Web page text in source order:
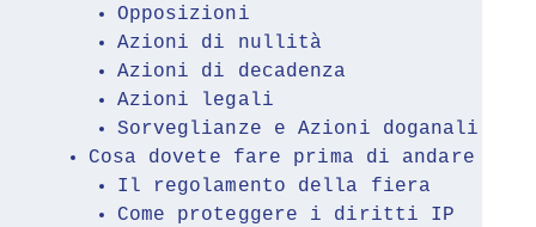
Opposizioni
Azioni di nullità
Azioni di decadenza
Azioni legali
Sorveglianze e Azioni doganali
Cosa dovete fare prima di andare ad
Il regolamento della fiera
Come proteggere i diritti IP